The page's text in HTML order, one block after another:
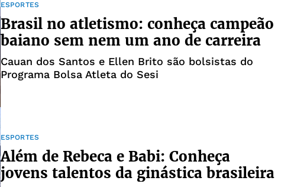
ESPORTES
Brasil no atletismo: conheça campeão
baiano sem nem um ano de carreira
Cauan dos Santos e Ellen Brito são bolsistas do
Programa Bolsa Atleta do Sesi
ESPORTES
Além de Rebeca e Babi: Conheça
jovens talentos da ginástica brasileira